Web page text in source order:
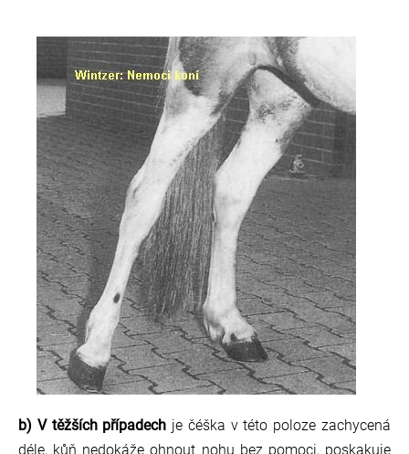
b) V těžších případech je čéška v této poloze zachycená
déle, kůň nedokáže ohnout nohu bez pomoci, poskakuje